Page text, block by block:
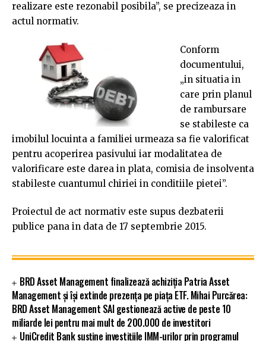
realizare este rezonabil posibila”, se precizeaza in
actul normativ.
Conform
documentului,
„in situatia in
care prin planul
de rambursare
se stabileste ca
imobilul locuinta a familiei urmeaza sa fie valorificat
pentru acoperirea pasivului iar modalitatea de
valorificare este darea in plata, comisia de insolventa
stabileste cuantumul chiriei in conditiile pietei”.
Proiectul de act normativ este supus dezbaterii
publice pana in data de 17 septembrie 2015.
BRD Asset Management finalizează achiziția Patria Asset
Management și își extinde prezența pe piața ETF. Mihai Purcărea:
BRD Asset Management SAI gestionează active de peste 10
miliarde lei pentru mai mult de 200.000 de investitori
UniCredit Bank susține investițiile IMM-urilor prin programul